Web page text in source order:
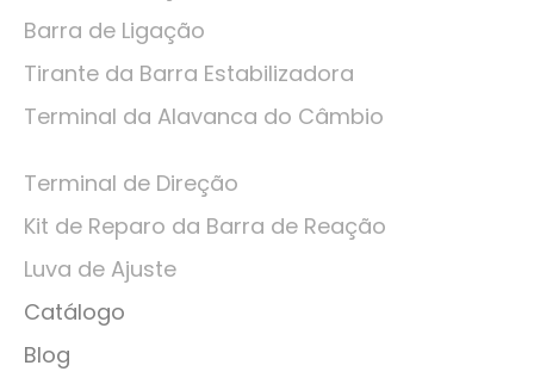
Barra de Ligação
Tirante da Barra Estabilizadora
Terminal da Alavanca do Câmbio
Terminal de Direção
Kit de Reparo da Barra de Reação
Luva de Ajuste
Catálogo
Blog